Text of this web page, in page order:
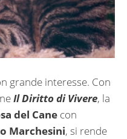
grande interesse. Con
Il Diritto di Vivere, la
del Cane con
Marchesini, si rende